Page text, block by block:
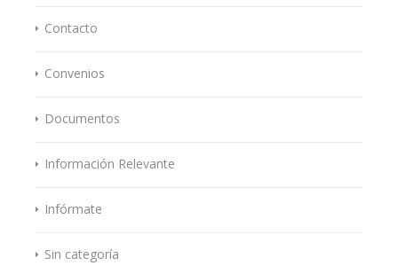
Contacto
Convenios
Documentos
Información Relevante
Infórmate
Sin categoría